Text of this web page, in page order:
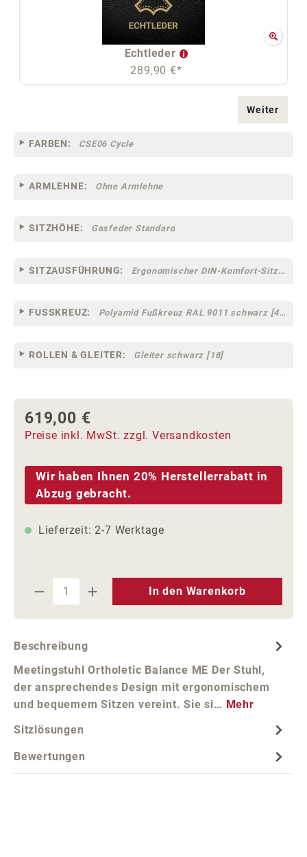
Echtleder
289,90 €*
Weiter
FARBEN: CSE06 Cycle
ARMLEHNE: Ohne Armlehne
SITZHÖHE: Gasfeder Standard
SITZAUSFÜHRUNG: Ergonomischer DIN-Komfort-Sitz [75]
FUSSKREUZ: Polyamid Fußkreuz RAL 9011 schwarz [44]
ROLLEN & GLEITER: Gleiter schwarz [18]
Regulärer Preis:
619,00 €
Preise inkl. MwSt. zzgl. Versandkosten
Wir haben Ihnen 20% Herstellerrabatt in
Abzug gebracht.
Lieferzeit: 2-7 Werktage
Produkt Anzahl: Gib den
In den Warenkorb
Beschreibung
Meetingstuhl Ortholetic Balance ME Der Stuhl,
der ansprechendes Design mit ergonomischem
und bequemem Sitzen vereint. Sie si… Mehr
Sitzlösungen
Bewertungen